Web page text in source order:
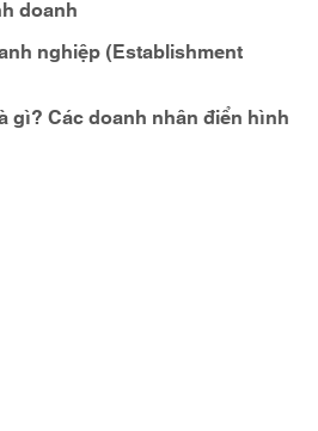
doanh
nghiệp (Establishment
gì? Các doanh nhân điển hình